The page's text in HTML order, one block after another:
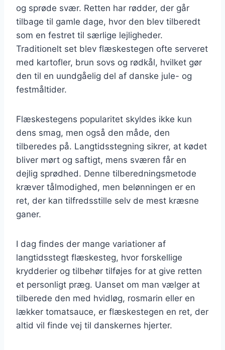
og sprøde svær. Retten har rødder, der går
tilbage til gamle dage, hvor den blev tilberedt
som en festret til særlige lejligheder.
Traditionelt set blev flæskestegen ofte serveret
med kartofler, brun sovs og rødkål, hvilket gør
den til en uundgåelig del af danske jule- og
festmåltider.
Flæskestegens popularitet skyldes ikke kun
dens smag, men også den måde, den
tilberedes på. Langtidsstegning sikrer, at kødet
bliver mørt og saftigt, mens sværen får en
dejlig sprødhed. Denne tilberedningsmetode
kræver tålmodighed, men belønningen er en
ret, der kan tilfredsstille selv de mest kræsne
ganer.
I dag findes der mange variationer af
langtidsstegt flæskesteg, hvor forskellige
krydderier og tilbehør tilføjes for at give retten
et personligt præg. Uanset om man vælger at
tilberede den med hvidløg, rosmarin eller en
lækker tomatsauce, er flæskestegen en ret, der
altid vil finde vej til danskernes hjerter.